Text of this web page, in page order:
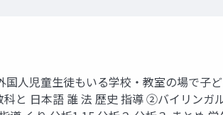
人児童生徒もいる学校・教室の場で子
と 日本語 誰 法 歴史 指導 ②バイリンガ